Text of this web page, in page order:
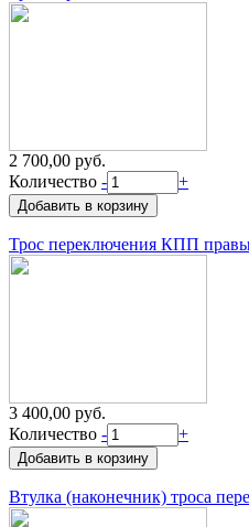
2 700,00 руб.
Количество - +
Трос переключения КПП
3 400,00 руб.
Количество - +
Втулка (наконечник) троса